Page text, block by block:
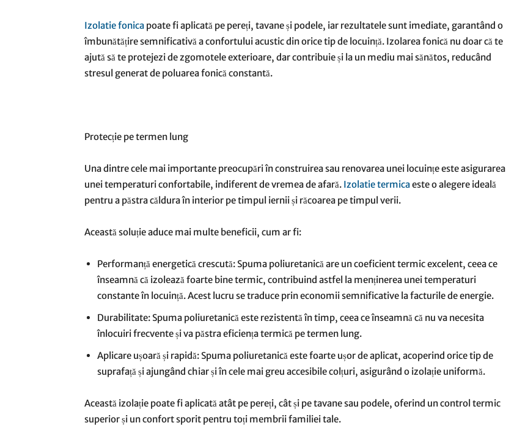
Izolatie fonica poate fi aplicată pe pereți, tavane și podele, iar rezultatele sunt imediate, garantând o
îmbunătățire semnificativă a confortului acustic din orice tip de locuință. Izolarea fonică nu doar că te
ajută să te protejezi de zgomotele exterioare, dar contribuie și la un mediu mai sănătos, reducând
stresul generat de poluarea fonică constantă.
Protecție pe termen lung
Una dintre cele mai importante preocupări în construirea sau renovarea unei locuințe este asigurarea
unei temperaturi confortabile, indiferent de vremea de afară. Izolatie termicaeste o alegere ideală
pentru a păstra căldura în interior pe timpul iernii și răcoarea pe timpul verii.
Această soluție aduce mai multe beneficii, cum ar fi:
Performanță energetică crescută: Spuma poliuretanică are un coeficient termic excelent, ceea ce
înseamnă că izolează foarte bine termic, contribuind astfel la menținerea unei temperaturi
constante în locuință. Acest lucru se traduce prin economii semnificative la facturile de energie.
Durabilitate: Spuma poliuretanică este rezistentă în timp, ceea ce înseamnă că nu va necesita
înlocuiri frecvente și va păstra eficiența termică pe termen lung.
Aplicare ușoară și rapidă: Spuma poliuretanică este foarte ușor de aplicat, acoperind orice tip de
suprafață și ajungând chiar și în cele mai greu accesibile colțuri, asigurând o izolație uniformă.
Această izolație poate fi aplicată atât pe pereți, cât și pe tavane sau podele, oferind un control termic
superior și un confort sporit pentru toți membrii familiei tale.